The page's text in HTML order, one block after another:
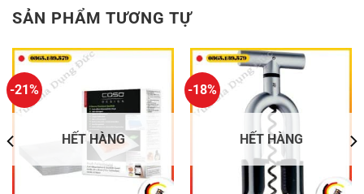
SẢN PHẨM TƯƠNG TỰ
-21%
HẾT HÀNG
-18%
HẾT HÀNG